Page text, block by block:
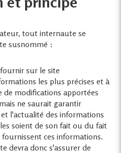
tout internaute se
susnommé :
sur le site
les plus précises et à
de modifications apportées
ne saurait garantir
l'actualité des informations
soient de son fait ou du fait
ces informations.
devra donc s'assurer de